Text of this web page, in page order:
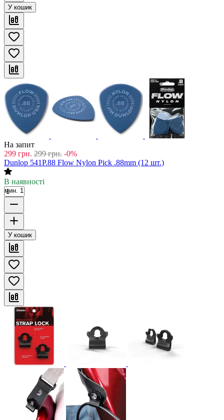
У кошик
На запит
299 грн. 299 грн. -0%
Dunlop 541P.88 Flow Nylon Pick .88mm (12 шт.)
В наявності
мин. 1
У кошик